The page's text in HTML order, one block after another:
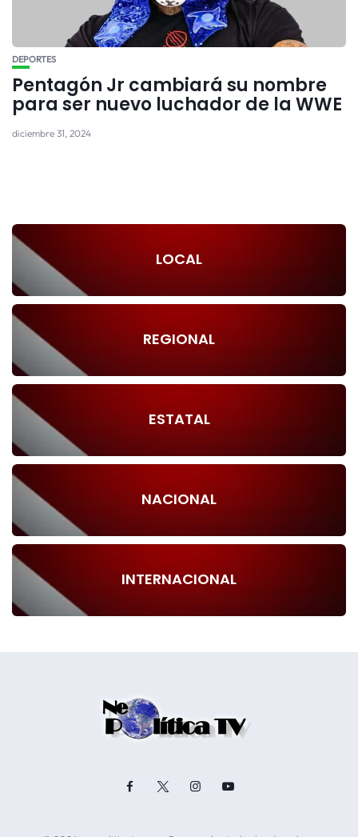
DEPORTES
Pentagón Jr cambiará su nombre
para ser nuevo luchador de la WWE
diciembre 31, 2024
LOCAL
REGIONAL
ESTATAL
NACIONAL
INTERNACIONAL